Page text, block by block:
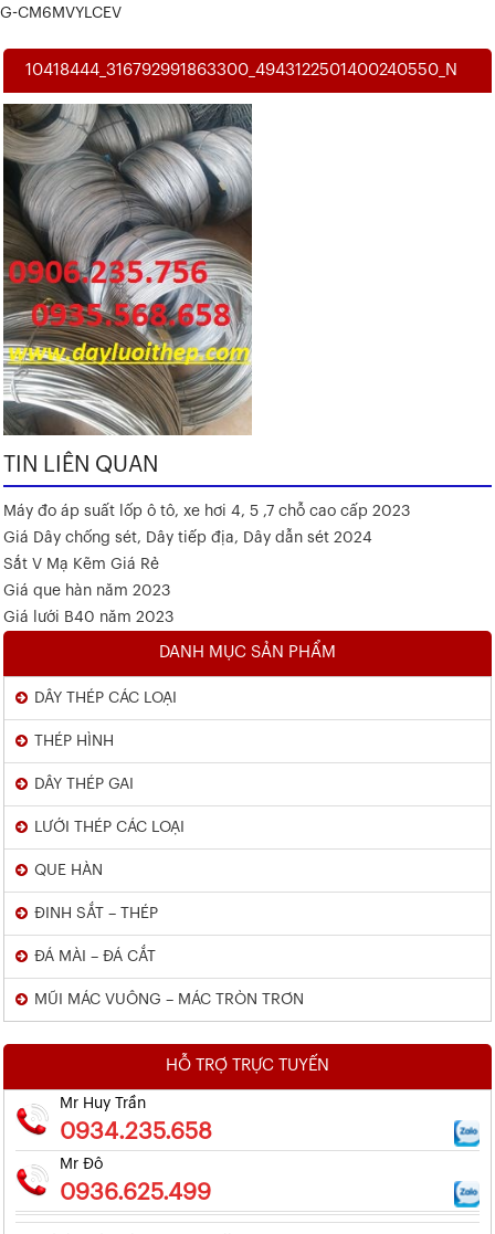
G-CM6MVYLCEV
10418444_316792991863300_4943122501400240550_N
TIN LIÊN QUAN
Máy đo áp suất lốp ô tô, xe hơi 4, 5 ,7 chỗ cao cấp 2023
Giá Dây chống sét, Dây tiếp địa, Dây dẫn sét 2024
Sắt V Mạ Kẽm Giá Rẻ
Giá que hàn năm 2023
Giá lưới B40 năm 2023
DANH MỤC SẢN PHẨM
DÂY THÉP CÁC LOẠI
THÉP HÌNH
DÂY THÉP GAI
LƯỚI THÉP CÁC LOẠI
QUE HÀN
ĐINH SẮT – THÉP
ĐÁ MÀI – ĐÁ CẮT
MŨI MÁC VUÔNG – MÁC TRÒN TRƠN
HỖ TRỢ TRỰC TUYẾN
Mr Huy Trần
0934.235.658
Mr Đô
0936.625.499